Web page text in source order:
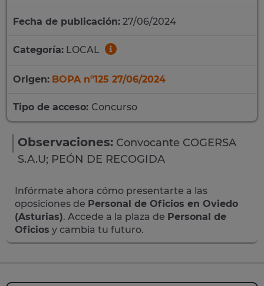
Fecha de publicación: 27/06/2024
Categoría: LOCAL
Origen: BOPA nº125 27/06/2024
Tipo de acceso: Concurso
Observaciones: Convocante COGERSA
S.A.U; PEÓN DE RECOGIDA
Infórmate ahora cómo presentarte a las
oposiciones de Personal de Oficios en Oviedo
(Asturias). Accede a la plaza de Personal de
Oficios y cambia tu futuro.